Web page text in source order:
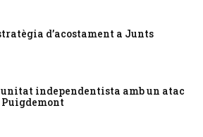
d’acostament a Junts
independentista amb un atac